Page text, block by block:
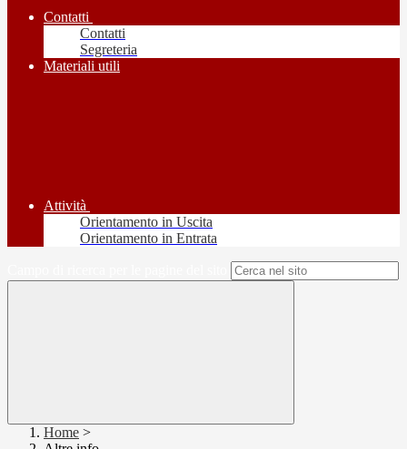
Contatti
Contatti
Segreteria
Materiali utili
Attività
Orientamento in Uscita
Orientamento in Entrata
Home >